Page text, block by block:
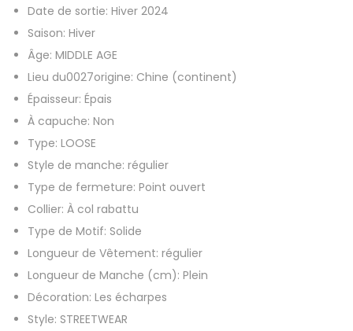
u
m
i
-
l
o
n
g
à
m
a
n
c
h
e
Date de sortie: Hiver 2024
Saison: Hiver
Âge: MIDDLE AGE
Lieu du0027origine: Chine (continent)
Épaisseur: Épais
À capuche: Non
Type: LOOSE
Style de manche: régulier
Type de fermeture: Point ouvert
Collier: À col rabattu
Type de Motif: Solide
Longueur de Vêtement: régulier
Longueur de Manche (cm): Plein
Décoration: Les écharpes
Style: STREETWEAR